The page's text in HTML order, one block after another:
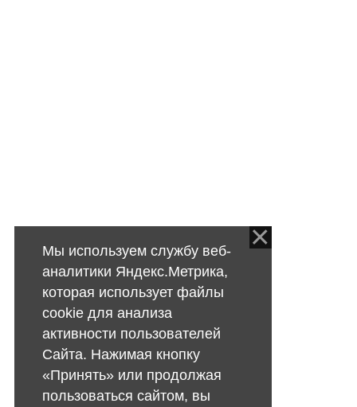
Мы используем службу веб-
аналитики Яндекс.Метрика,
которая использует файлы
cookie для анализа
активности пользователей
Сайта. Нажимая кнопку
«Принять» или продолжая
пользоваться сайтом, вы